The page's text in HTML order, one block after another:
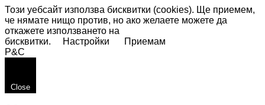
Този уебсайт използва бисквитки (cookies). Ще приемем,
че нямате нищо против, но ако желаете можете да
откажете използването на
бисквитки.
Настройки
Приемам
P&C
Close